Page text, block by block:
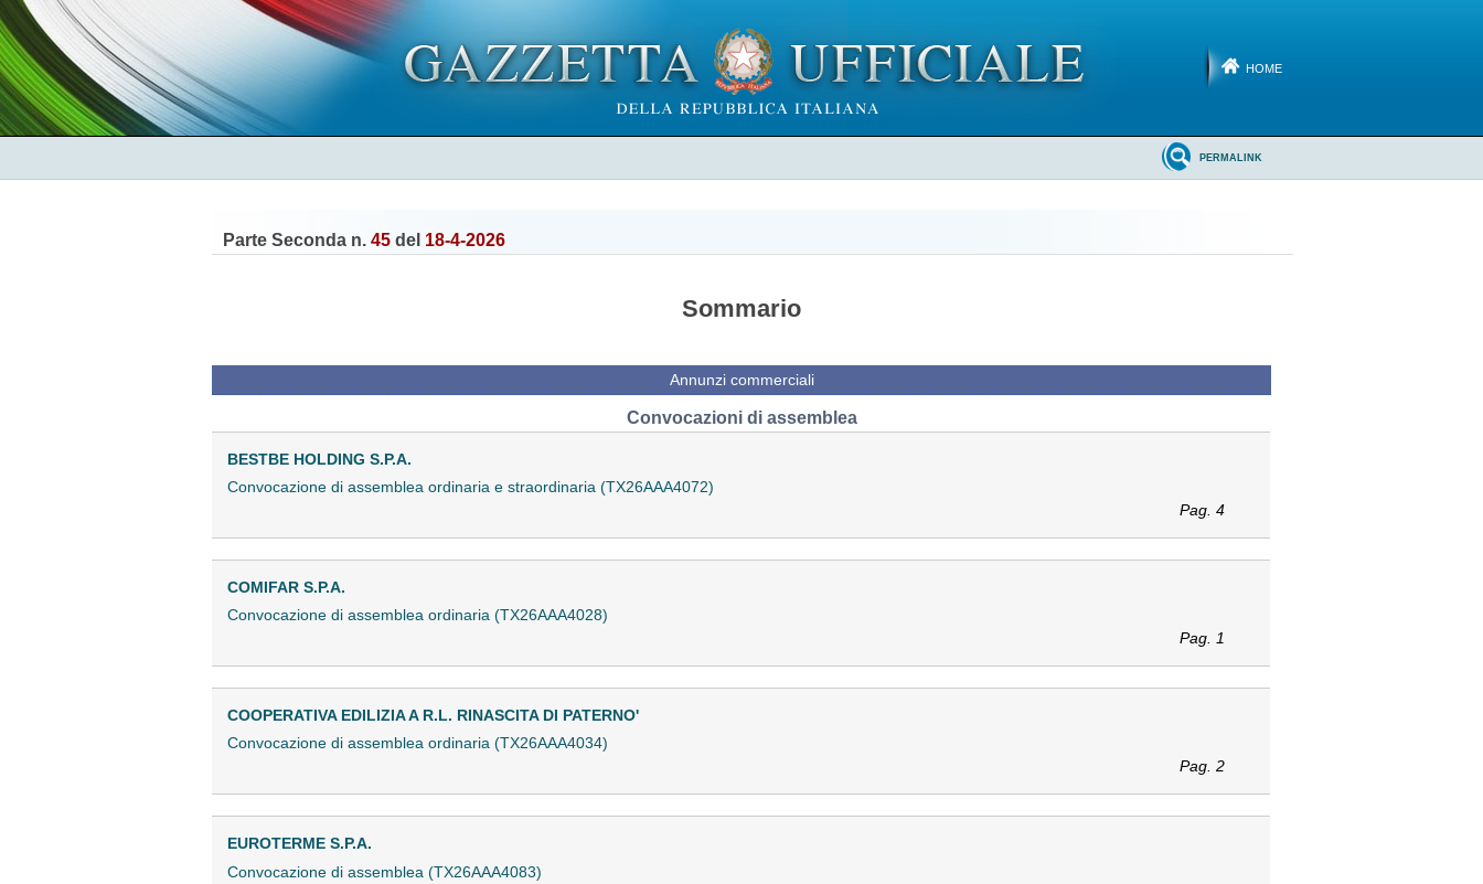
HOME
PERMALINK
Parte Seconda n. 45 del 18-4-2026
Sommario
Annunzi commerciali
Convocazioni di assemblea
BESTBE HOLDING S.P.A.
Convocazione di assemblea ordinaria e straordinaria (TX26AAA4072)
Pag. 4
COMIFAR S.P.A.
Convocazione di assemblea ordinaria (TX26AAA4028)
Pag. 1
COOPERATIVA EDILIZIA A R.L. RINASCITA DI PATERNO'
Convocazione di assemblea ordinaria (TX26AAA4034)
Pag. 2
EUROTERME S.P.A.
Convocazione di assemblea (TX26AAA4083)